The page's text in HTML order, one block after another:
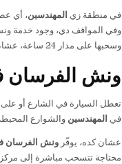
في منطقة زي المهندسين، أي
وفي المواقف دي، وجود خدمة
وسحبها على مدار 24 ساعة، عشان تلاقي المساعدة في أي وقت وتضمن نقل عربيتك بأمان إلى المكان اللي تحتاجه.
ونش الفرسان
تعطل السيارة في الشارع أو
في المهندسين والشوارع
عشان كده، يوفّرونش الفرسان
محتاجة تتسحب مباشرة إلى